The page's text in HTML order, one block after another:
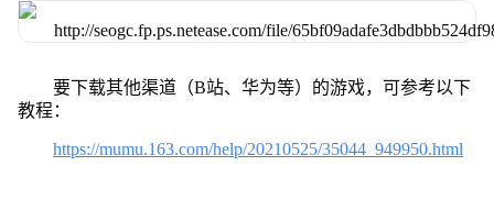
要下载其他渠道（B站、华为等）的游戏，可参考以下
教程：
https://mumu.163.com/help/20210525/35044_949950.html